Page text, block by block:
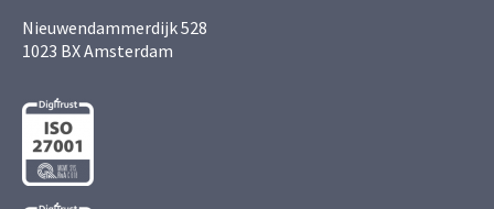
Nieuwendammerdijk 528
1023 BX Amsterdam